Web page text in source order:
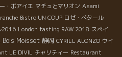
・ボアイエ マチュとマリオン Asami
Bistro UN COUP ロゼ・ぺタール
2016 London tasting RAW 2018 スペイ
Bois Moisset 静岡 CYRILL ALONZO ウイ
LE DIVIL チャリティー Restaurant